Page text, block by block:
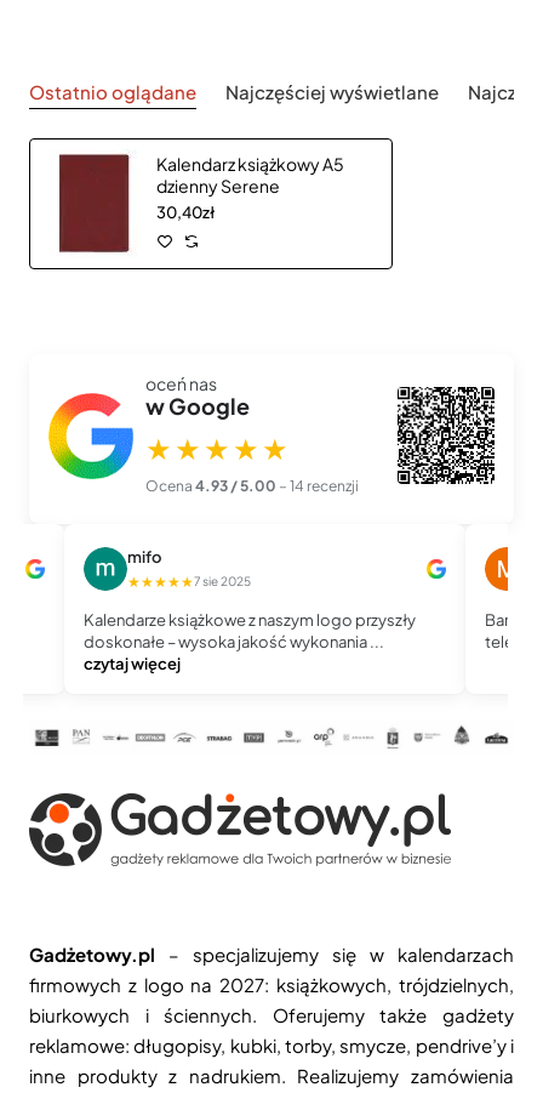
Ostatnio oglądane Najczęściej wyświetlane
Kalendarz książkowy A5
dzienny Serene
30,40zł
oceń nas
w Google
★★★★★
Ocena 4.93 / 5.00 – 14 recenzji
mifo
★★★★★7 sie 2025
Kalendarze książkowe z naszym logo przyszły
doskonałe – wysoka jakość wykonania ...
czytaj więcej
Bardzo
Gadżetowy.pl – specjalizujemy się w kalendarzach
firmowych z logo na 2027: książkowych, trójdzielnych,
biurkowych i ściennych. Oferujemy także gadżety
reklamowe: długopisy, kubki, torby, smycze, pendrive’y i
inne produkty z nadrukiem. Realizujemy zamówienia